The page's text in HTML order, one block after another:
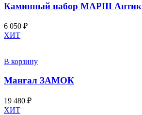
Каминный набор МАРШ Антик
6 050 ₽
ХИТ
В корзину
Мангал ЗАМОК
19 480 ₽
ХИТ